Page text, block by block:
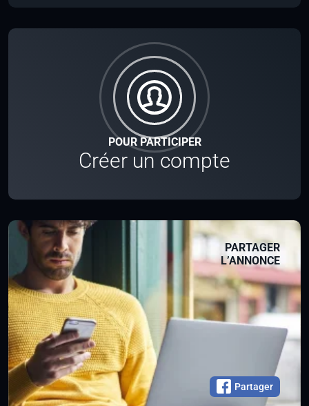
POUR PARTICIPER
Créer un compte
PARTAGER
L’ANNONCE
Partager